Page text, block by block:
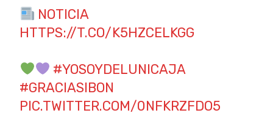
NOTICIA
HTTPS://T.CO/K5HZCELKGG
#YOSOYDELUNICAJA
#GRACIASIBON
PIC.TWITTER.COM/0NFKRZFDO5